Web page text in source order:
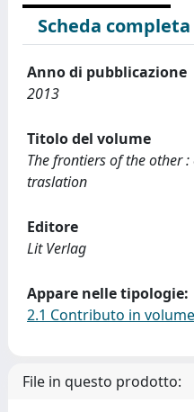
Scheda completa
Anno di pubblicazione
2013
Titolo del volume
The frontiers of the other
traslation
Editore
Lit Verlag
Appare nelle tipologie:
2.1 Contributo in
File in questo prodotto: